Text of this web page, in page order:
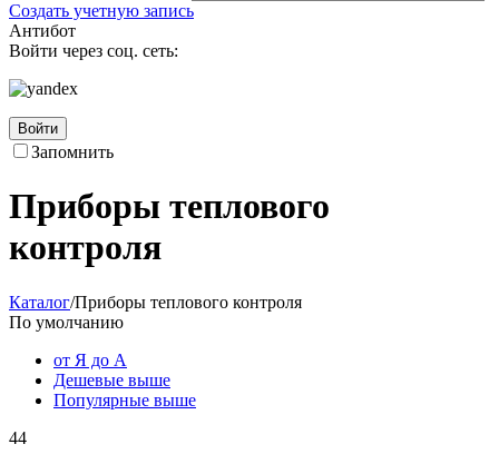
Создать учетную запись
Антибот
Войти через соц. сеть:
Войти
Запомнить
Приборы теплового
контроля
Каталог/Приборы теплового контроля
По умолчанию
от Я до А
Дешевые выше
Популярные выше
44